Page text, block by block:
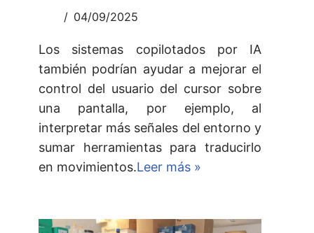
04/09/2025
Los sistemas copilotados por IA
también podrían ayudar a mejorar el
control del usuario del cursor sobre
una pantalla, por ejemplo, al
interpretar más señales del entorno y
sumar herramientas para traducirlo
en movimientos.Leer más »